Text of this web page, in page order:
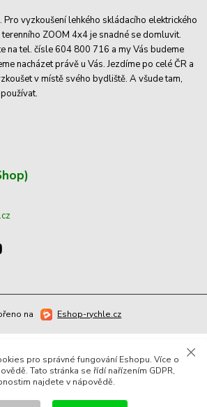
Pro vyzkoušení lehkého skládacího elektrického
ZOOM 4x4 je snadné se domluvit.
na tel. čísle 604 800 716 a my Vás budeme
nacházet právě u Vás. Jezdíme po celé ČR a
v místě svého bydliště. A všude tam,
na Eshop-rychle.cz
pro správné fungování Eshopu. Více o
Tato stránka se řídí nařízením GDPR,
najdete v nápovědě.